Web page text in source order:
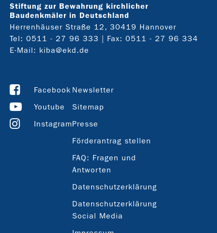
Stiftung zur Bewahrung kirchlicher
Baudenkmäler in Deutschland
Herrenhäuser Straße 12, 30419 Hannover
Tel: 0511 - 27 96 333
| Fax: 0511 - 27 96 334
E-Mail: kiba@ekd.de
Facebook
Youtube
Instagram
Newsletter
Sitemap
Presse
Förderantrag stellen
FAQ: Fragen und
Antworten
Datenschutzerklärung
Datenschutzerklärung
Social Media